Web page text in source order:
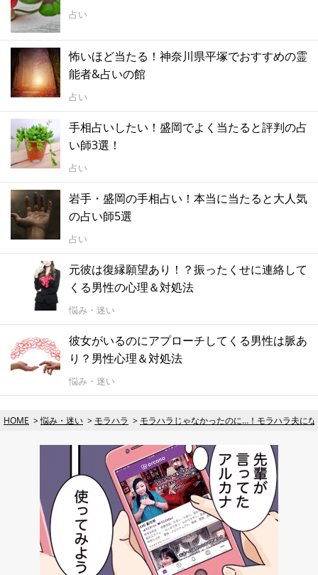
占い
怖いほど当たる！神奈川県平塚でおすすめの霊
能者&占いの館
占い
手相占いしたい！盛岡でよく当たると評判の占
い師3選！
占い
岩手・盛岡の手相占い！本当に当たると大人気
の占い師5選
占い
元彼は復縁願望あり！？振ったくせに連絡して
くる男性の心理＆対処法
悩み・迷い
彼女がいるのにアプローチしてくる男性は脈あ
り？男性心理＆対処法
悩み・迷い
HOME 悩み・迷い モラハラ モラハラじゃなかったのに…！モラハラ夫に